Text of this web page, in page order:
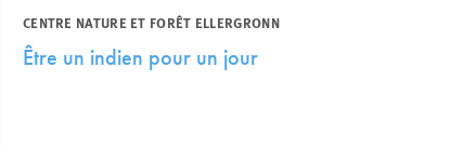
CENTRE NATURE ET FORÊT ELLERGRONN
Être un indien pour un jour